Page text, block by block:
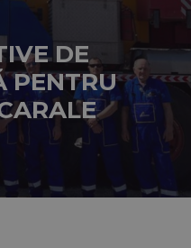
DE
PENTRU